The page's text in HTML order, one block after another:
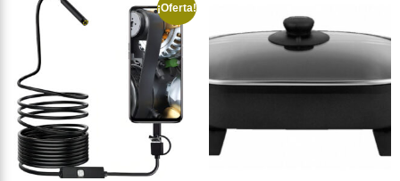
¡Oferta!